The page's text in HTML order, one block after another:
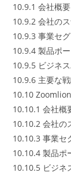
10.9.1 会社概要
10.9.2 会社の
10.9.3 事業セ
10.9.4 製品ポ
10.9.5 ビジネ
10.9.6 主要な
10.10
10.10.1 会社概
10.10.2 会社の
10.10.3 事業セ
10.10.4 製品ポ
10.10.5 ビジネ